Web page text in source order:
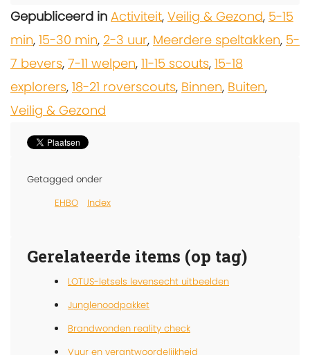
Gepubliceerd in Activiteit, Veilig & Gezond, 5-15
min, 15-30 min, 2-3 uur, Meerdere speltakken, 5-
7 bevers, 7-11 welpen, 11-15 scouts, 15-18
explorers, 18-21 roverscouts, Binnen, Buiten,
Veilig & Gezond
Getagged onder
EHBO
Index
Gerelateerde items (op tag)
LOTUS-letsels levensecht uitbeelden
Junglenoodpakket
Brandwonden reality check
Vuur en verantwoordelijkheid